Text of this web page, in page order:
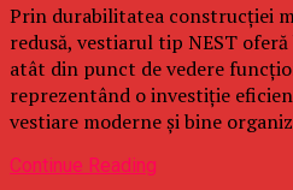
Prin durabilitatea construcției
redusă, vestiarul tip NEST
atât din punct de vedere
reprezentând o investiție
vestiare moderne și bine
Continue Reading